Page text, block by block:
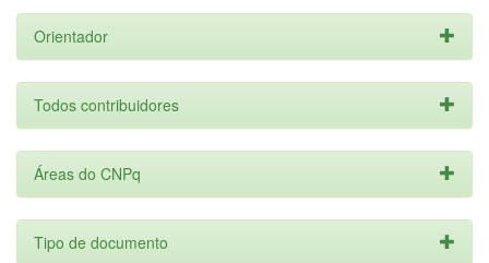
Orientador
Todos contribuidores
Áreas do CNPq
Tipo de documento